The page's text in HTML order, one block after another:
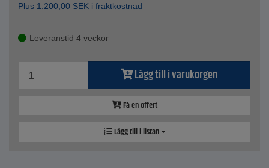
Plus 1.200,00 SEK i fraktkostnad
Leveranstid 4 veckor
Lägg till i varukorgen
Få en offert
Lägg till i listan